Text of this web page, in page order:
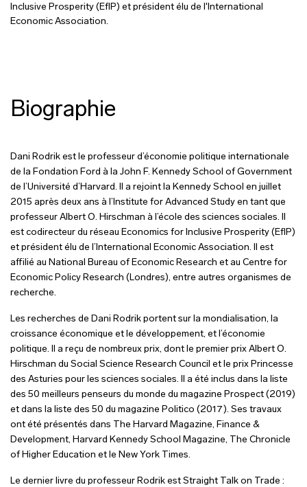
Inclusive Prosperity (EfIP) et président élu de l'International
Economic Association.
Biographie
Dani Rodrik est le professeur d’économie politique internationale
de la Fondation Ford à la John F. Kennedy School of Government
de l’Université d’Harvard. Il a rejoint la Kennedy School en juillet
2015 après deux ans à l’Institute for Advanced Study en tant que
professeur Albert O. Hirschman à l’école des sciences sociales. Il
est codirecteur du réseau Economics for Inclusive Prosperity (EfIP)
et président élu de l’International Economic Association. Il est
affilié au National Bureau of Economic Research et au Centre for
Economic Policy Research (Londres), entre autres organismes de
recherche.
Les recherches de Dani Rodrik portent sur la mondialisation, la
croissance économique et le développement, et l’économie
politique. Il a reçu de nombreux prix, dont le premier prix Albert O.
Hirschman du Social Science Research Council et le prix Princesse
des Asturies pour les sciences sociales. Il a été inclus dans la liste
des 50 meilleurs penseurs du monde du magazine Prospect (2019)
et dans la liste des 50 du magazine Politico (2017). Ses travaux
ont été présentés dans The Harvard Magazine, Finance &
Development, Harvard Kennedy School Magazine, The Chronicle
of Higher Education et le New York Times.
Le dernier livre du professeur Rodrik est Straight Talk on Trade :